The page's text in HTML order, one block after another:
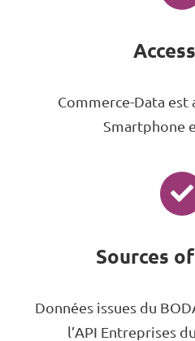
Commerce-Data est
Smartphone
Sources
Données issues du
l’API Entreprises